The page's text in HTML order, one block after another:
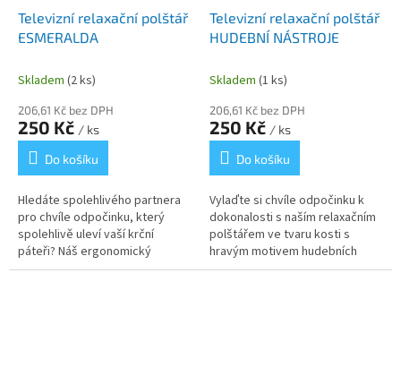
Televizní relaxační polštář
ESMERALDA
Skladem (2 ks)
206,61 Kč bez DPH
250 Kč / ks
Do košíku
Hledáte spolehlivého partnera
pro chvíle odpočinku, který
spolehlivě uleví vaší krční
páteři? Náš ergonomický
polštář ve tvaru kosti s
Televizní relaxační polštář
HUDEBNÍ NÁSTROJE
Skladem (1 ks)
206,61 Kč bez DPH
250 Kč / ks
Do košíku
Vylaďte si chvíle odpočinku k
dokonalosti s naším relaxačním
polštářem ve tvaru kosti s
hravým motivem hudebních
nástrojů! Veselý vzor s kytarami,